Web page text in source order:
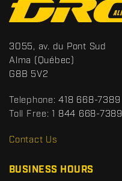
o
n
t
a
c
S
p
o
t
s
R
3055, av. du Pont Sud
Alma (Québec)
G8B 5V2
Telephone: 418 668-7389
Toll Free: 1 844 668-7389
Contact Us
BUSINESS HOURS